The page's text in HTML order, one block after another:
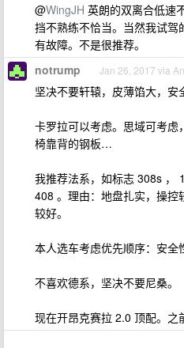
@WingJH 英朗的双离合低速
挡不熟练不恰当。当然我试
有故障。不是很推荐。
notrump Jan 26, 2017 via
坚决不要轩辕，皮薄馅大，安
卡罗拉可以考虑。思域可考
椅靠背的钢板…
我推荐法系，如标志 308s ，
408 。理由：地盘扎实，操控
较好。
本人选车考虑优先顺序：安全
不喜欢德系，坚决不要尼桑。
现在开昂克赛拉 2.0 顶配。之